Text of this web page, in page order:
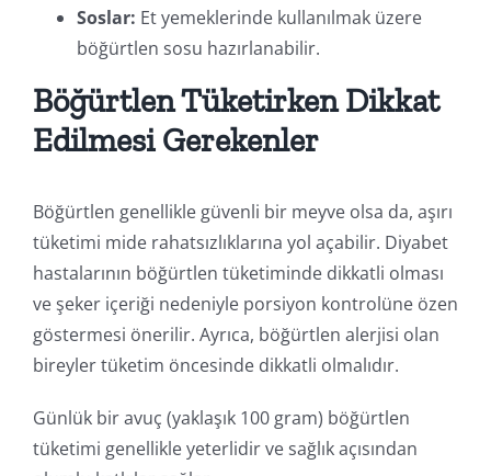
Soslar: Et yemeklerinde kullanılmak üzere
böğürtlen sosu hazırlanabilir.
Böğürtlen Tüketirken Dikkat
Edilmesi Gerekenler
Böğürtlen genellikle güvenli bir meyve olsa da, aşırı
tüketimi mide rahatsızlıklarına yol açabilir. Diyabet
hastalarının böğürtlen tüketiminde dikkatli olması
ve şeker içeriği nedeniyle porsiyon kontrolüne özen
göstermesi önerilir. Ayrıca, böğürtlen alerjisi olan
bireyler tüketim öncesinde dikkatli olmalıdır.
Günlük bir avuç (yaklaşık 100 gram) böğürtlen
tüketimi genellikle yeterlidir ve sağlık açısından